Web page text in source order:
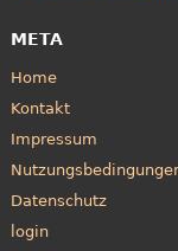
META
Home
Kontakt
Impressum
Datenschutz
login